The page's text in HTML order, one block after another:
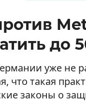
до
уже не
что такая
законы о